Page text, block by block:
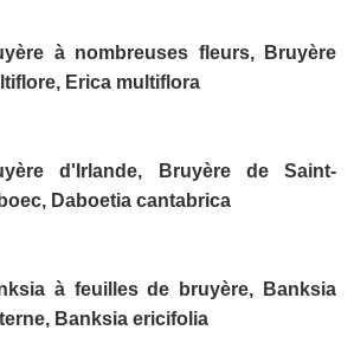
à nombreuses fleurs, Bruyère
Erica multiflora
d'Irlande, Bruyère de Saint-
Daboetia cantabrica
à feuilles de bruyère, Banksia
Banksia ericifolia